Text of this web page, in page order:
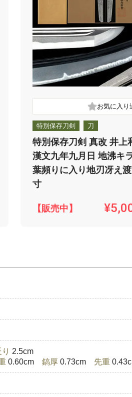
特別保存刀剣 刀
特別保存刀剣 真改 井上
漢文九年九月日 地沸キ
葉頻りに入り地刃冴え
寸
【販売中】
り 2.5cm
0.60cm 鎬厚0.73cm 先重